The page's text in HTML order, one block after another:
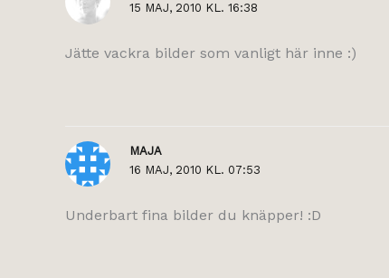
15 MAJ, 2010 KL. 16:38
Jätte vackra bilder som vanligt här inne :)
MAJA
16 MAJ, 2010 KL. 07:53
Underbart fina bilder du knäpper! :D